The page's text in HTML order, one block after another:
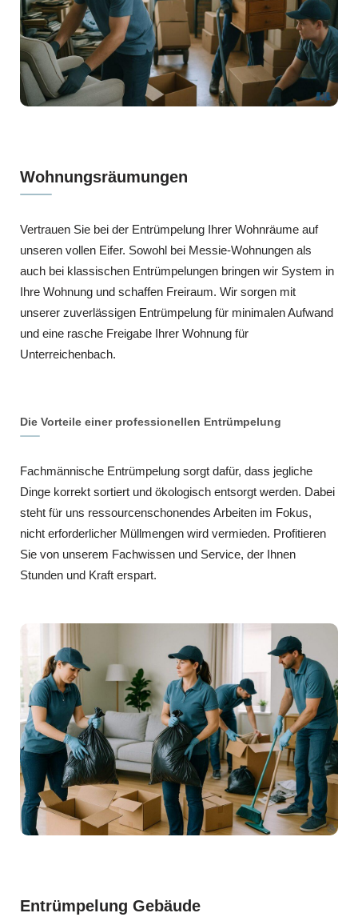
Wohnungsräumungen
Vertrauen Sie bei der Entrümpelung Ihrer Wohnräume auf
unseren vollen Eifer. Sowohl bei Messie-Wohnungen als
auch bei klassischen Entrümpelungen bringen wir System in
Ihre Wohnung und schaffen Freiraum. Wir sorgen mit
unserer zuverlässigen Entrümpelung für minimalen Aufwand
und eine rasche Freigabe Ihrer Wohnung für
Unterreichenbach.
Die Vorteile einer professionellen Entrümpelung
Fachmännische Entrümpelung sorgt dafür, dass jegliche
Dinge korrekt sortiert und ökologisch entsorgt werden. Dabei
steht für uns ressourcenschonendes Arbeiten im Fokus,
nicht erforderlicher Müllmengen wird vermieden. Profitieren
Sie von unserem Fachwissen und Service, der Ihnen
Stunden und Kraft erspart.
Entrümpelung Gebäude